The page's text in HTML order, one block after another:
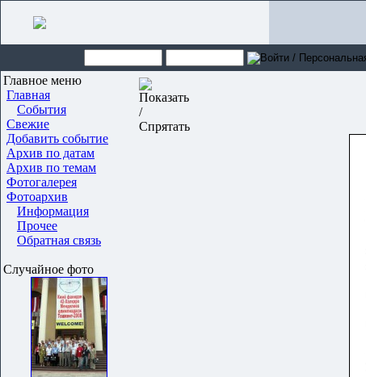
Главное меню
Главная
События
Свежие
Добавить событие
Архив по датам
Архив по темам
Фотогалерея
Фотоархив
Информация
Прочее
Обратная связь
Случайное фото